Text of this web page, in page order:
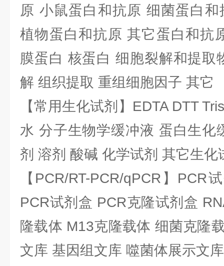
原 小鼠蛋白和抗原 细菌蛋白
植物蛋白和抗原 其它蛋白和抗
膜蛋白 核蛋白 细胞裂解和提取
解 组织提取 重组细胞因子 其它
【常用生化试剂】EDTA DTT
水 分子生物学缓冲液 蛋白生化
剂 溶剂 酸碱 化学试剂 其它生化
【PCR/RT-PCR/qPCR】PCR
PCR试剂盒 PCR克隆试剂盒
隆载体 M13克隆载体 细菌克隆
文库 基因组文库 噬菌体展示文库